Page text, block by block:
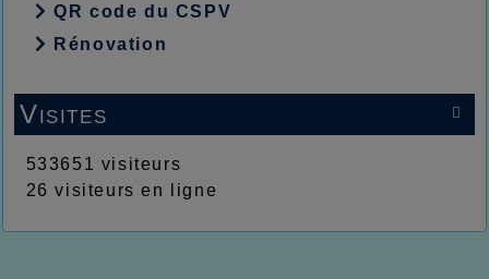
QR code du CSPV
Rénovation

Visites
533651 visiteurs
26 visiteurs en ligne